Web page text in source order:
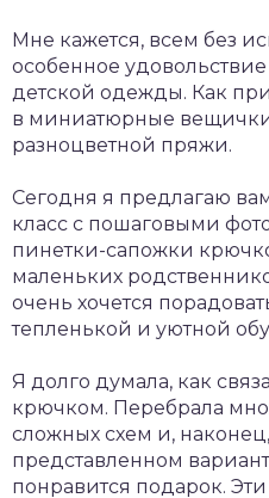
Мне кажется, всем без
особенное
детской одежды. Как
в миниатюрные
разноцветной пряжи.
Сегодня я предлагаю
класс с пошаговыми
пинетки-сапожки
маленьких
очень хочется
тепленькой и уютной
Я долго думала, как
крючком. Перебрала
сложных схем и,
представленном
понравится подарок.